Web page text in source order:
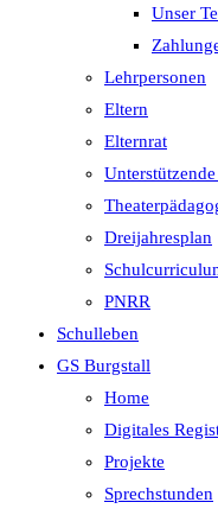
Unser
Lehrpersonen
Eltern
Elternrat
Dreijahresplan
PNRR
Schulleben
GS Burgstall
Home
Digitales
Projekte
Sprechstunden